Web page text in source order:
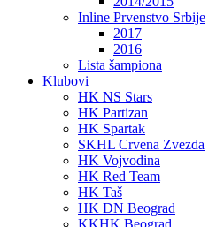
Inline Prvenstvo Srbije
2017
2016
Lista šampiona
Klubovi
HK NS Stars
HK Partizan
HK Spartak
SKHL Crvena Zvezda
HK Vojvodina
HK Red Team
HK Taš
HK DN Beograd
KKHK Beograd